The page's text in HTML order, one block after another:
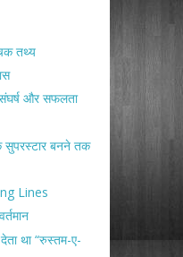
तथ्य
और सफलता
सुपरस्टार बनने तक
Lines
था “रुस्तम-ए-